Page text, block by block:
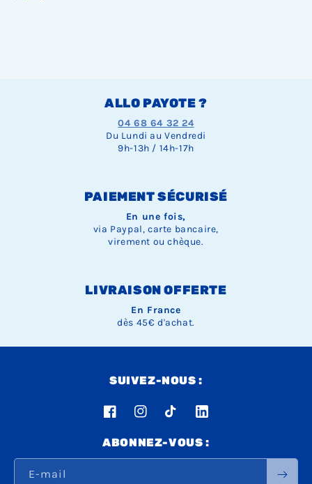
ALLO PAYOTE ?
04 68 64 32 24
Du Lundi au Vendredi
9h-13h / 14h-17h
PAIEMENT SÉCURISÉ
En une fois,
via Paypal, carte bancaire,
virement ou chèque.
LIVRAISON OFFERTE
En France
dès 45€ d'achat.
SUIVEZ-NOUS :
FacebookInstagramTikTok LinkedIn
ABONNEZ-VOUS :
E-mail